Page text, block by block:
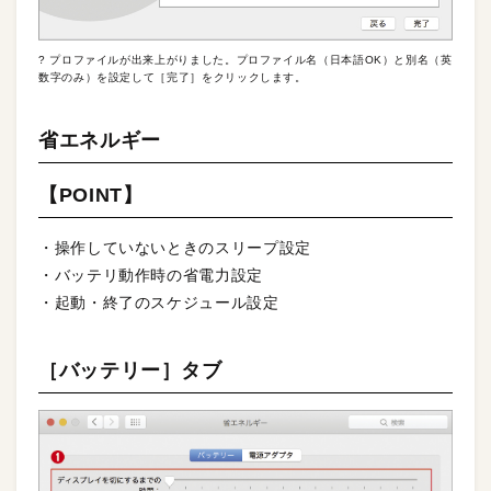
? プロファイルが出来上がりました。プロファイル名（日本語OK）と別名（英
数字のみ）を設定して［完了］をクリックします。
省エネルギー
【POINT】
・操作していないときのスリープ設定
・バッテリ動作時の省電力設定
・起動・終了のスケジュール設定
［バッテリー］タブ